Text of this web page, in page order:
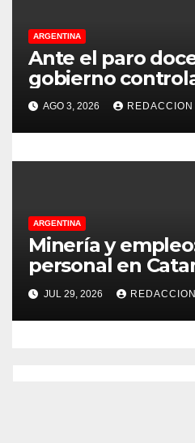
a
s
ARGENTINA
Ante el paro
gobierno
colegios para
75% de
AGO 3, 2026
ARGENTINA
Minería y
personal en
Juan para
JUL 29, 2026